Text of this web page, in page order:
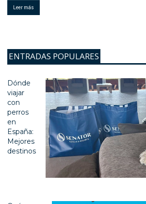
Leer más
ENTRADAS POPULARES
Dónde
viajar
con
perros
en
España:
Mejores
destinos